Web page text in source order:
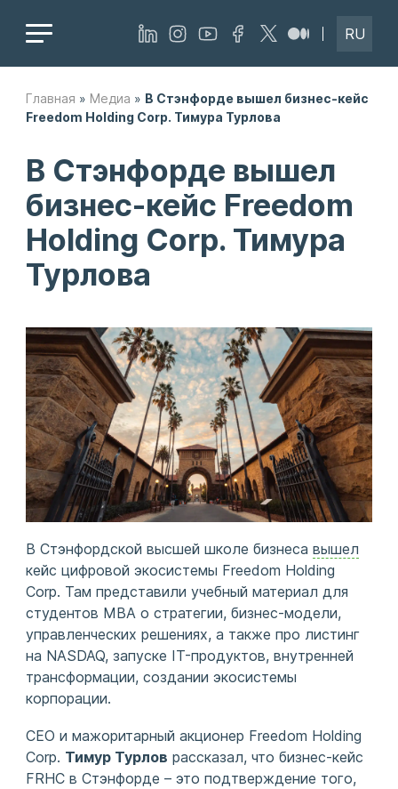
RU
Главная » Медиа » В Стэнфорде вышел бизнес-кейс
Freedom Holding Corp. Тимура Турлова
В Стэнфорде вышел
бизнес-кейс Freedom
Holding Corp. Тимура
Турлова
В Стэнфордской высшей школе бизнеса вышел
кейс цифровой экосистемы Freedom Holding
Corp. Там представили учебный материал для
студентов MBA о стратегии, бизнес-модели,
управленческих решениях, а также про листинг
на NASDAQ, запуске IT-продуктов, внутренней
трансформации, создании экосистемы
корпорации.
CEO и мажоритарный акционер Freedom Holding
Corp. Тимур Турлов рассказал, что бизнес-кейс
FRHC в Стэнфорде – это подтверждение того,